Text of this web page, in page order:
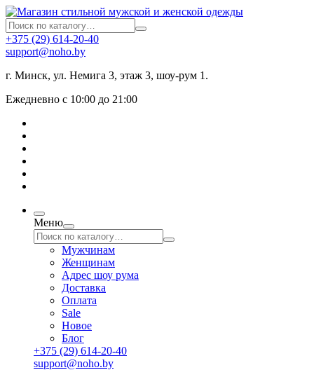
+375 (29) 614-20-40
support@noho.by
г. Минск, ул. Немига 3, этаж 3, шоу-рум 1.
Ежедневно с 10:00 до 21:00
Меню
Мужчинам
Женщинам
Адрес шоу рума
Доставка
Оплата
Sale
Новое
Блог
+375 (29) 614-20-40
support@noho.by